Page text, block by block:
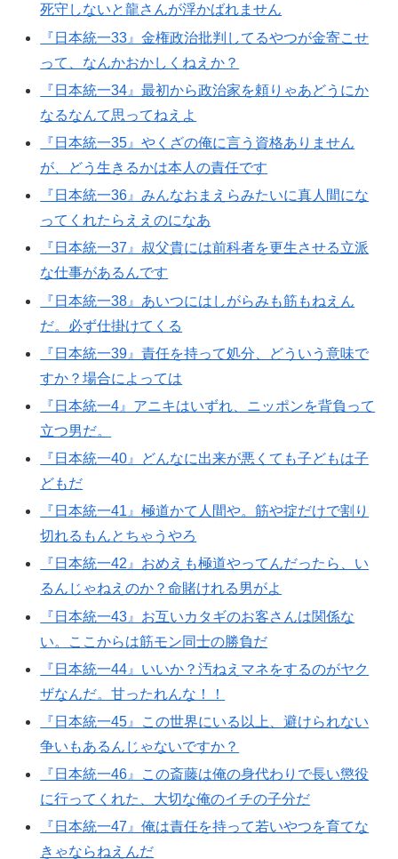
死守しないと龍さんが浮かばれません
『日本統一33』金権政治批判してるやつが金寄こせ
って、なんかおかしくねえか？
『日本統一34』最初から政治家を頼りゃあどうにか
なるなんて思ってねえよ
『日本統一35』やくざの俺に言う資格ありません
が、どう生きるかは本人の責任です
『日本統一36』みんなおまえらみたいに真人間にな
ってくれたらええのになあ
『日本統一37』叔父貴には前科者を更生させる立派
な仕事があるんです
『日本統一38』あいつにはしがらみも筋もねえん
だ。必ず仕掛けてくる
『日本統一39』責任を持って処分、どういう意味で
すか？場合によっては
『日本統一4』アニキはいずれ、ニッポンを背負って
立つ男だ。
『日本統一40』どんなに出来が悪くても子どもは子
どもだ
『日本統一41』極道かて人間や。筋や掟だけで割り
切れるもんとちゃうやろ
『日本統一42』おめえも極道やってんだったら、い
るんじゃねえのか？命賭けれる男がよ
『日本統一43』お互いカタギのお客さんは関係な
い。ここからは筋モン同士の勝負だ
『日本統一44』いいか？汚ねえマネをするのがヤク
ザなんだ。甘ったれんな！！
『日本統一45』この世界にいる以上、避けられない
争いもあるんじゃないですか？
『日本統一46』この斎藤は俺の身代わりで長い懲役
に行ってくれた、大切な俺のイチの子分だ
『日本統一47』俺は責任を持って若いやつを育てな
きゃならねえんだ